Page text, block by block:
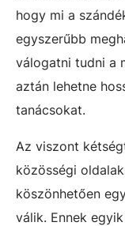
hogy mi a
egyszerűbb
válogatni tudni a
aztán lehetne
tanácsokat.
Az viszont
közösségi
köszönhetően
válik. Ennek